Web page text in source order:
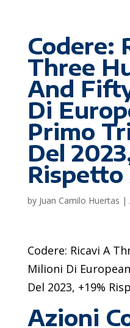
Codere:
Three
And
Di
Primo
Del
Rispetto
by Juan Camilo Huertas |
Codere: Ricavi A
Milioni Di
Del 2023, +19%
Azioni